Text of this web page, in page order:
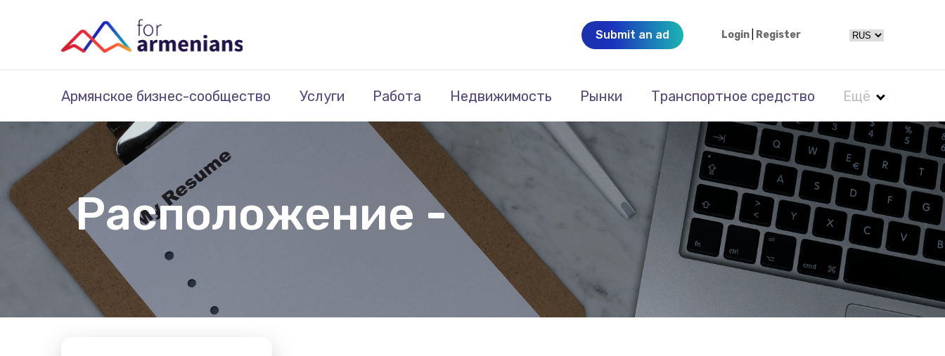
Submit an ad Login Register
Армянское бизнес-сообщество Услуги Работа Недвижимость Рынки Транспортное средство Ещё
Расположение -